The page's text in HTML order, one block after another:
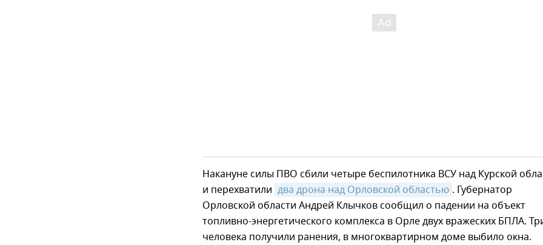
Накануне силы ПВО сбили четыре беспилотника ВСУ над Курской
и перехватили два дрона над Орловской областью . Губернатор
Орловской области Андрей Клычков сообщил о падении на объект
топливно-энергетического комплекса в Орле двух вражеских БПЛА.
человека получили ранения, в многоквартирном доме выбило окна.